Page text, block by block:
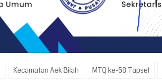
Kecamatan Aek Bilah MTQ ke-58 Tapsel